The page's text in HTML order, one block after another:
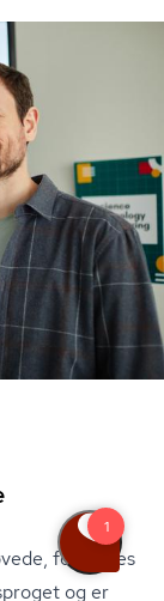
forventes
og er